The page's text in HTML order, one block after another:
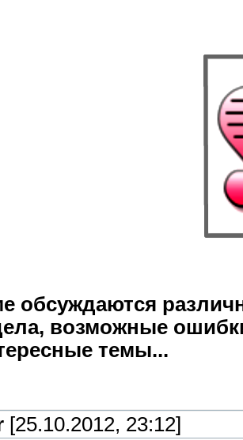
обсуждаются
возможные
темы...
[25.10.2012, 23:12]